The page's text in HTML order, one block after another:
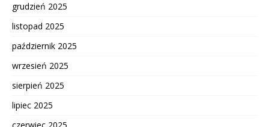
grudzień 2025
listopad 2025
październik 2025
wrzesień 2025
sierpień 2025
lipiec 2025